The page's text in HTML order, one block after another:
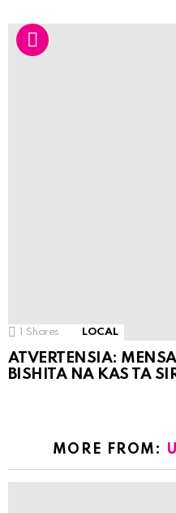
1 Shares LOCAL
ATVERTENSIA:
BISHITA NA KAS TA
MORE FROM: